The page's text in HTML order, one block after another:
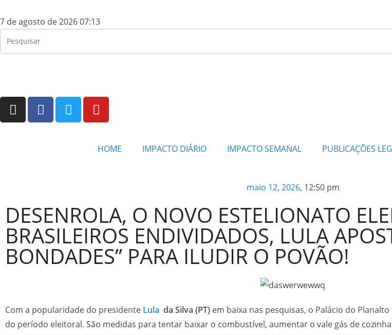
7 de agosto de 2026 07:13
HOME IMPACTO DIÁRIO IMPACTO SEMANAL PUBLICAÇÕES
maio 12, 2026, 12:50 pm
DESENROLA, O NOVO ESTELIONATO
BRASILEIROS ENDIVIDADOS, LULA
BONDADES” PARA ILUDIR O POVÃO!
Com a popularidade do presidente Lula da Silva (PT) em baixa nas pesquisas, o Palácio do
do período eleitoral. São medidas para tentar baixar o combustível, aumentar o vale gás de